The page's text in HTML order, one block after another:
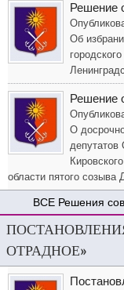
Решение
Об
Решение
О
депутатов
области пятого
Решения
ОТРАДНОЕ»